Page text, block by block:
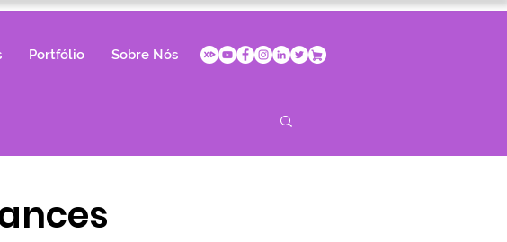
Portfólio Sobre Nós